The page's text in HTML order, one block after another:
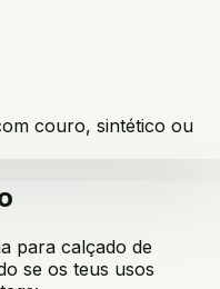
couro, sintético ou
para calçado de
se os teus usos